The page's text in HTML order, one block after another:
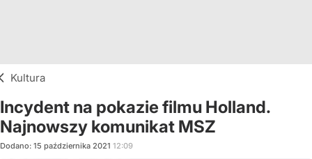
Kultura
Incydent na pokazie filmu Holland.
Najnowszy komunikat MSZ
Dodano: 15 października 2021 12:09